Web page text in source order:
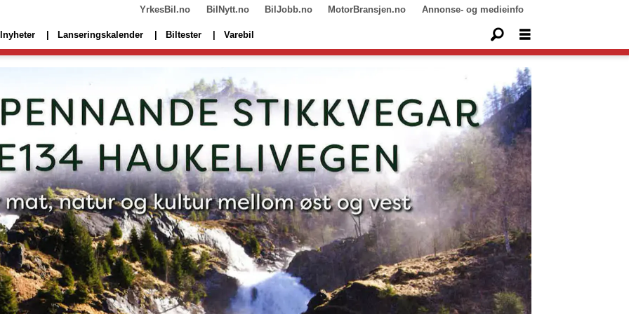
YrkesBil.no BilNytt.no BilJobb.no MotorBransjen.no Annonse- og medieinfo
Lanseringskalender Biltester Varebil